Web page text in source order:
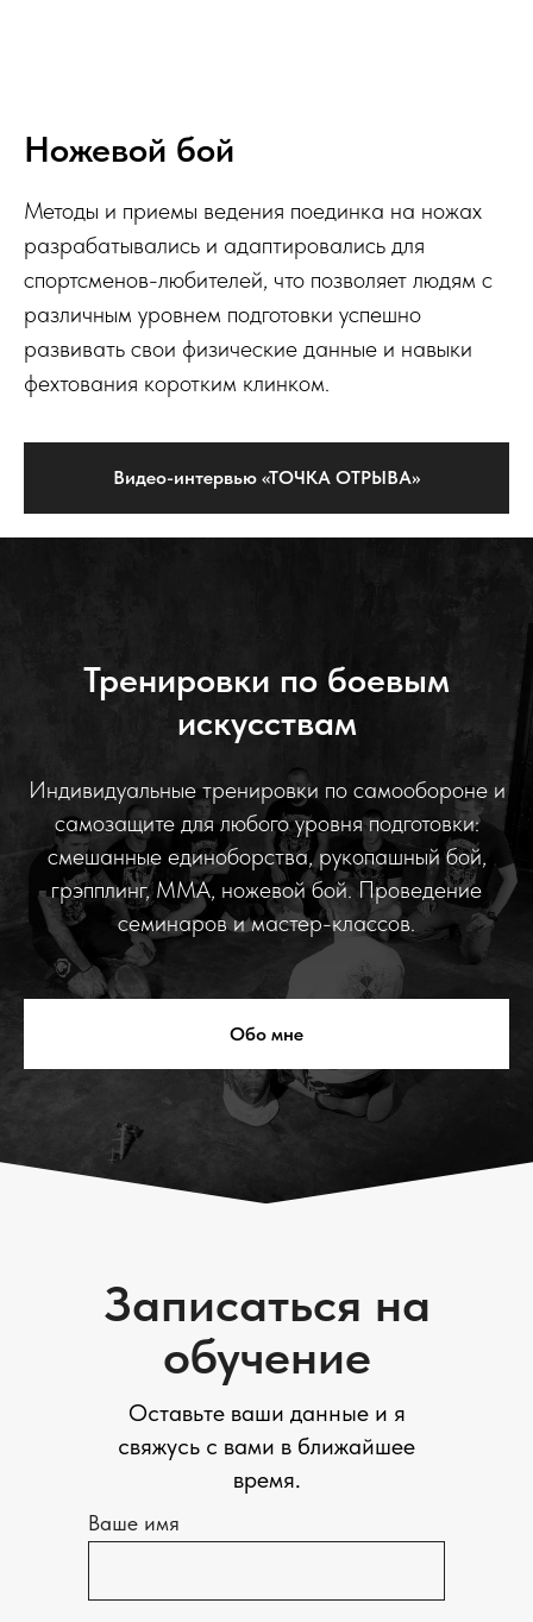
Ножевой бой
Методы и приемы ведения поединка на ножах
разрабатывались и адаптировались для
спортсменов-любителей, что позволяет людям с
различным уровнем подготовки успешно
развивать свои физические данные и навыки
фехтования коротким клинком.
Видео-интервью «ТОЧКА ОТРЫВА»
Тренировки по боевым
искусствам
Индивидуальные тренировки по самообороне и
самозащите для любого уровня подготовки:
смешанные единоборства, рукопашный бой,
грэпплинг, ММА, ножевой бой. Проведение
семинаров и мастер-классов.
Обо мне
Записаться на
обучение
Оставьте ваши данные и я
свяжусь с вами в ближайшее
время.
Ваше имя